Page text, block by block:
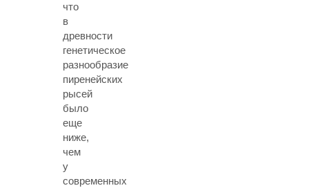
что
в
древности
генетическое
разнообразие
пиренейских
рысей
было
еще
ниже,
чем
у
современных